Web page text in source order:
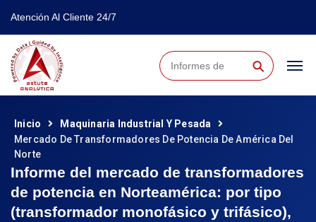
Atención Al Cliente 24/7
⚲
Inicio
Maquinaria Industrial Y Pesada
Mercado De Transformadores De Potencia De América Del
Norte
Informe del mercado de transformadores
de potencia en Norteamérica: por tipo
(transformador monofásico y trifásico),